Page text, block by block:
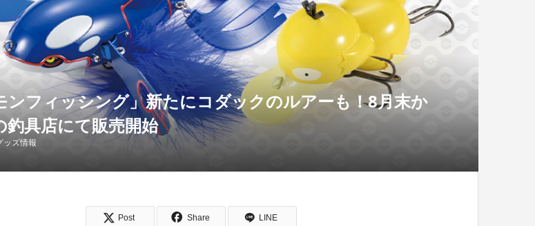
ンフィッシング」新たにコダックのルアーも！8月末か
釣具店にて販売開始
ッズ情報
Post Share LINE